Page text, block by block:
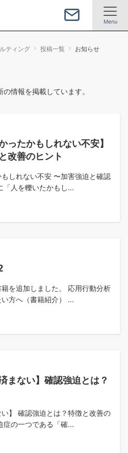
Menu
ティング 投稿一覧 お知らせ
情報を掲載しています。
ったかもしれない不安】
改善のヒント
しれない不安 〜加害強迫と確認
「人を轢いたかもし...
を追加しました。 応用行動分析
方へ（書籍紹介） ...
まない】確認強迫とは？
い】 確認強迫とは？特徴と改善の
症の一つである「確...